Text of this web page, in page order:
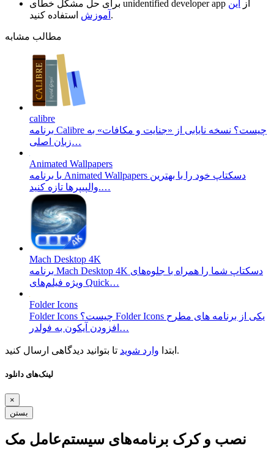
unidentified developer app از
این
آموزش استفاده کنید.
مطالب مشابه
calibre
برنامه Calibre چیست؟ نسخه‌ نایابی از «جنایت و مکافات» به
زبان اصلی…
Animated Wallpapers
با برنامه Animated Wallpapers دسکتاپ خود را با بهترین
والپیپرها تازه کنید.…
Mach Desktop 4K
برنامه Mach Desktop 4K دسکتاپ شما را همراه با جلوه‌های
ویژه فیلم‌های Quick…
Folder Icons
Folder Icons چیست؟ Folder Icons یکی از برنامه های مطرح
افزودن آیکون به فولدر…
ابتدا وارد شوید تا بتوانید دیدگاهی ارسال کنید.
لینک‌های دانلود
×
بستن
نصب و کرک برنامه‌های سیستم‌عامل مک